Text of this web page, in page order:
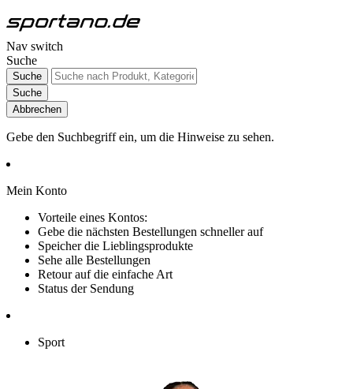
Nav switch
Suche
Suche
Suche
Abbrechen
Gebe den Suchbegriff ein, um die Hinweise zu sehen.
Mein Konto
Vorteile eines Kontos:
Gebe die nächsten Bestellungen schneller auf
Speicher die Lieblingsprodukte
Sehe alle Bestellungen
Retour auf die einfache Art
Status der Sendung
Sport